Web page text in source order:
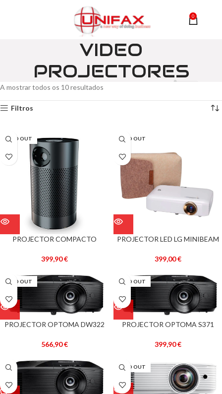
0
VIDEO
PROJECTORES
A mostrar todos os 10 resultados
Filtros
SOLD OUT
PROJECTOR COMPACTO
399,90€
SOLD OUT
PROJECTOR LED LG MINIBEAM
BRANCO
399,00€
SOLD OUT
PROJECTOR OPTOMA DW322
566,90€
SOLD OUT
PROJECTOR OPTOMA S371
399,90€
SOLD OUT